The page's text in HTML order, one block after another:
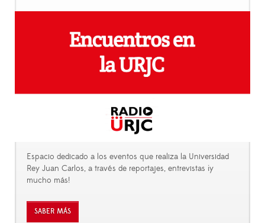
Espacio dedicado a los eventos que realiza la Universidad
Rey Juan Carlos, a través de reportajes, entrevistas ¡y
mucho más!
SABER MÁS